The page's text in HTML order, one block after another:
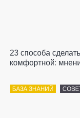
23 способа
комфортной:
БАЗА ЗНАНИЙ